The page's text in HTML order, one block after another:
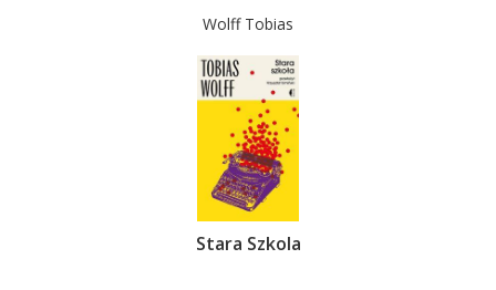
Wolff Tobias
Stara Szkola